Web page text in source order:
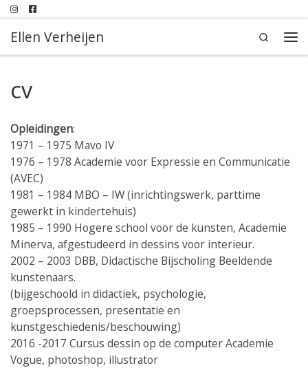
Ga naar inhoud
Ellen Verheijen
Search
cv
Opleidingen:
1971 – 1975 Mavo IV
1976 – 1978 Academie voor Expressie en Communicatie
(AVEC)
1981 – 1984 MBO – IW (inrichtingswerk, parttime
gewerkt in kindertehuis)
1985 – 1990 Hogere school voor de kunsten, Academie
Minerva, afgestudeerd in dessins voor interieur.
2002 – 2003 DBB, Didactische Bijscholing Beeldende
kunstenaars.
(bijgeschoold in didactiek, psychologie,
groepsprocessen, presentatie en
kunstgeschiedenis/beschouwing)
2016 -2017 Cursus dessin op de computer Academie
Vogue, photoshop, illustrator